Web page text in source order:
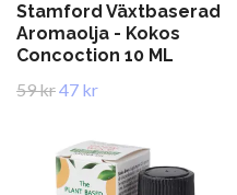
Stamford Växtbaserad
Aromaolja - Kokos
Concoction 10 ML
59 kr47 kr